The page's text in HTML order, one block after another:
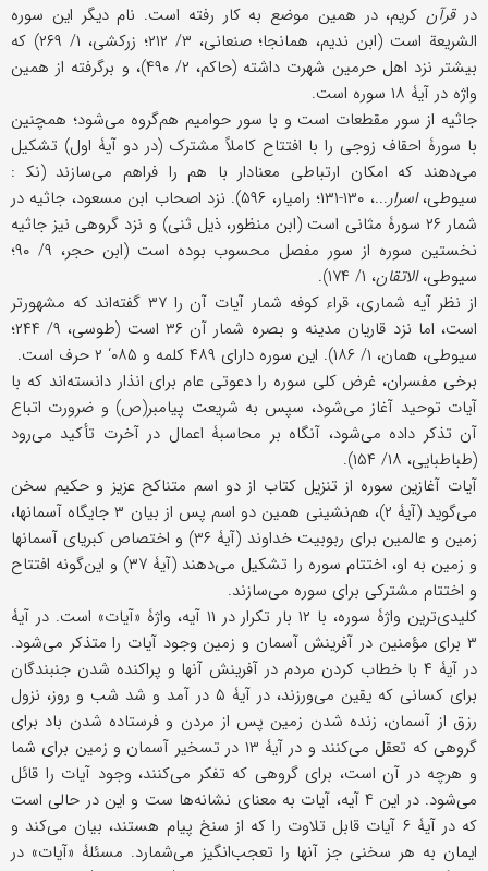
درقرآن کریم، در همین موضع به کار رفته است. نام دیگر این سوره
الشریعة است (ابن ندیم، همانجا؛ صنعانی، ۳/ ۲۱۲؛ زرکشی، ۱/ ۲۶۹) که
بیشتر نزد اهل حرمین شهرت داشته (حاکم، ۲/ ۴۹۰)، و برگرفته از همین
واژه در آیۀ ۱۸ سوره است.
جاثیه از سور مقطعات است و با سور حوامیم هم‌گروه می‌شود؛ همچنین
با سورۀ احقاف زوجی را با افتتاح کاملاً مشترک (در دو آیۀ اول) تشکیل
می‌دهند که امکان ارتباطی معنادار با هم را فراهم می‌سازند (نک‍ :
سیوطی،اسرار
...، ۱۳۰-۱۳۱؛ رامیار، ۵۹۶). نزد اصحاب ابن مسعود، جاثیه در
شمار ۲۶ سورۀ مثانی است (ابن منظور، ذیل ثنی) و نزد گروهی نیز جاثیه
نخستین سوره از سور مفصل محسوب بوده است (ابن حجر، ۹/ ۹۰؛
سیوطی،الاتقان، ۱/ ۱۷۴).
از نظر آیه شماری، قراء کوفه شمار آیات آن را ۳۷ گفته‌اند که مشهورتر
است، اما نزد قاریان مدینه و بصره شمار آن ۳۶ است (طوسی، ۹/ ۲۴۴؛
سیوطی، همان، ۱/ ۱۸۶). این سوره دارای ۴۸۹ کلمه و ۰۸۵‘ ۲ حرف است.
برخی مفسران، غرض کلی سوره را دعوتی عام برای انذار دانسته‌اند که با
آیات توحید آغاز می‌شود، سپس به شریعت پیامبر(ص) و ضرورت اتباع
آن تذکر داده می‌شود، آنگاه بر محاسبۀ اعمال در آخرت تأکید می‌رود
(طباطبایی، ۱۸/ ۱۵۴).
آیات آغازین سوره از تنزیل کتاب از دو اسم متناکح عزیز و حکیم سخن
می‌گوید (آیۀ ۲)، هم‌نشینی همین دو اسم پس از بیان ۳ جایگاه آسمانها،
زمین و عالمین برای ربوبیت خداوند (آیۀ ۳۶) و اختصاص کبریای آسمانها
و زمین به او، اختتام سوره را تشکیل می‌دهند (آیۀ ۳۷) و این‌گونه افتتاح
و اختتام مشترکی برای سوره می‌سازند.
کلیدی‌ترین واژۀ سوره، با ۱۲ بار تکرار در ۱۱ آیه، واژۀ «آیات» است. در آیۀ
۳ برای مؤمنین در آفرینش آسمان و زمین وجود آیات را متذکر می‌شود.
در آیۀ ۴ با خطاب کردن مردم در آفرینش آنها و پراکنده شدن جنبندگان
برای کسانی که یقین می‌ورزند، در آیۀ ۵ در آمد و شد شب و روز، نزول
رزق از آسمان، زنده شدن زمین پس از مردن و فرستاده شدن باد برای
گروهی که تعقل می‌کنند و در آیۀ ۱۳ در تسخیر آسمان و زمین برای شما
و هرچه در آن است، برای گروهی که تفکر می‌کنند، وجود آیات را قائل
می‌شود. در این ۴ آیه، آیات به معنای نشانه‌ها ست و این در حالی است
که در آیۀ ۶ آیات قابل تلاوت را که از سنخ پیام هستند، بیان می‌کند و
ایمان به هر سخنی جز آنها را تعجب‌انگیز می‌شمارد. مسئلۀ «آیات» در